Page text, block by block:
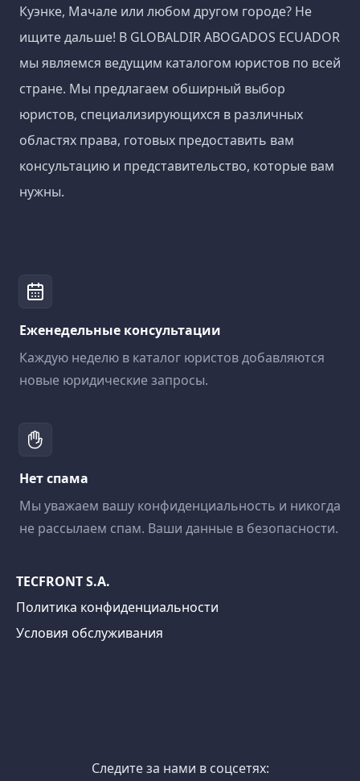
Куэнке, Мачале или любом другом городе? Не
ищите дальше! В GLOBALDIR ABOGADOS ECUADOR
мы являемся ведущим каталогом юристов по всей
стране. Мы предлагаем обширный выбор
юристов, специализирующихся в различных
областях права, готовых предоставить вам
консультацию и представительство, которые вам
нужны.
Еженедельные консультации
Каждую неделю в каталог юристов добавляются
новые юридические запросы.
Нет спама
Мы уважаем вашу конфиденциальность и никогда
не рассылаем спам. Ваши данные в безопасности.
TECFRONT S.A.
Политика конфиденциальности
Условия обслуживания
Следите за нами в соцсетях: